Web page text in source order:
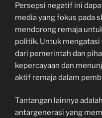
Persepsi negatif ini
media yang fokus pada
mendorong remaja
politik. Untuk mengatasi
dari pemerintah dan
kepercayaan dan
aktif remaja dalam
Tantangan lainnya
antargenerasi yang